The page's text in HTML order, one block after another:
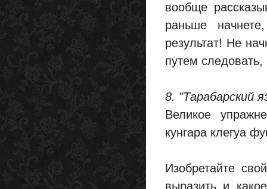
вообще
раньше
результат! Не
путем
8. "Тарабарский
Великое
кунгара клегуа
Изобретайте
выразить и